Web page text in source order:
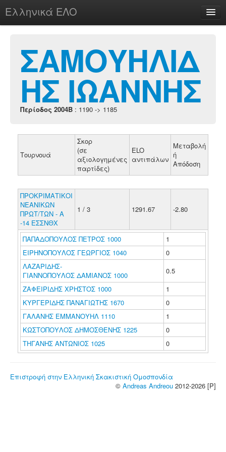
Ελληνικά ΕΛΟ
chesstu.be @ discord
Login
ΣΑΜΟΥΗΛΙΔ
ΗΣ ΙΩΑΝΝΗΣ
Περίοδος 2004B : 1190 -> 1185
Τουρνουά
Σκορ
(σε
αξιολογημένες
παρτίδες)
ELO
αντιπάλων
Μεταβολή
ή
Απόδοση
ΠΡΟΚΡΙΜΑΤΙΚΟΙ
ΝΕΑΝΙΚΩΝ
ΠΡΩΤ/ΤΩΝ - Α
-14 ΕΣΣΝΘΧ
1 / 3 1291.67 -2.80
ΠΑΠΑΔΟΠΟΥΛΟΣ ΠΕΤΡΟΣ 1000
1
ΕΙΡΗΝΟΠΟΥΛΟΣ ΓΕΩΡΓΙΟΣ 1040
0
ΛΑΖΑΡΙΔΗΣ-
ΓΙΑΝΝΟΠΟΥΛΟΣ ΔΑΜΙΑΝΟΣ 1000
0.5
ΖΑΦΕΙΡΙΔΗΣ ΧΡΗΣΤΟΣ 1000
1
ΚΥΡΓΕΡΙΔΗΣ ΠΑΝΑΓΙΩΤΗΣ 1670
0
ΓΑΛΑΝΗΣ ΕΜΜΑΝΟΥΗΛ 1110
1
ΚΩΣΤΟΠΟΥΛΟΣ ΔΗΜΟΣΘΕΝΗΣ 1225
0
ΤΗΓΑΝΗΣ ΑΝΤΩΝΙΟΣ 1025
0
Επιστροφή στην Ελληνική Σκακιστική Ομοσπονδία
© Andreas Andreou 2012-2026 [P]